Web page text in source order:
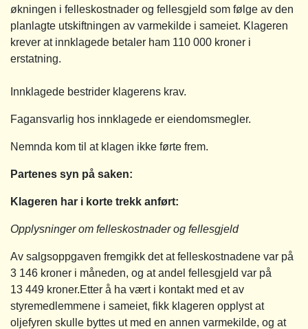
økningen i felleskostnader og fellesgjeld som følge av den
planlagte utskiftningen av varmekilde i sameiet. Klageren
krever at innklagede betaler ham 110 000 kroner i
erstatning.
Innklagede bestrider klagerens krav.
Fagansvarlig hos innklagede er eiendomsmegler.
Nemnda kom til at klagen ikke førte frem.
Partenes syn på saken:
Klageren har i korte trekk anført:
Opplysninger om felleskostnader og fellesgjeld
Av salgsoppgaven fremgikk det at felleskostnadene var på
3 146 kroner i måneden, og at andel fellesgjeld var på
13 449 kroner.Etter å ha vært i kontakt med et av
styremedlemmene i sameiet, fikk klageren opplyst at
oljefyren skulle byttes ut med en annen varmekilde, og at